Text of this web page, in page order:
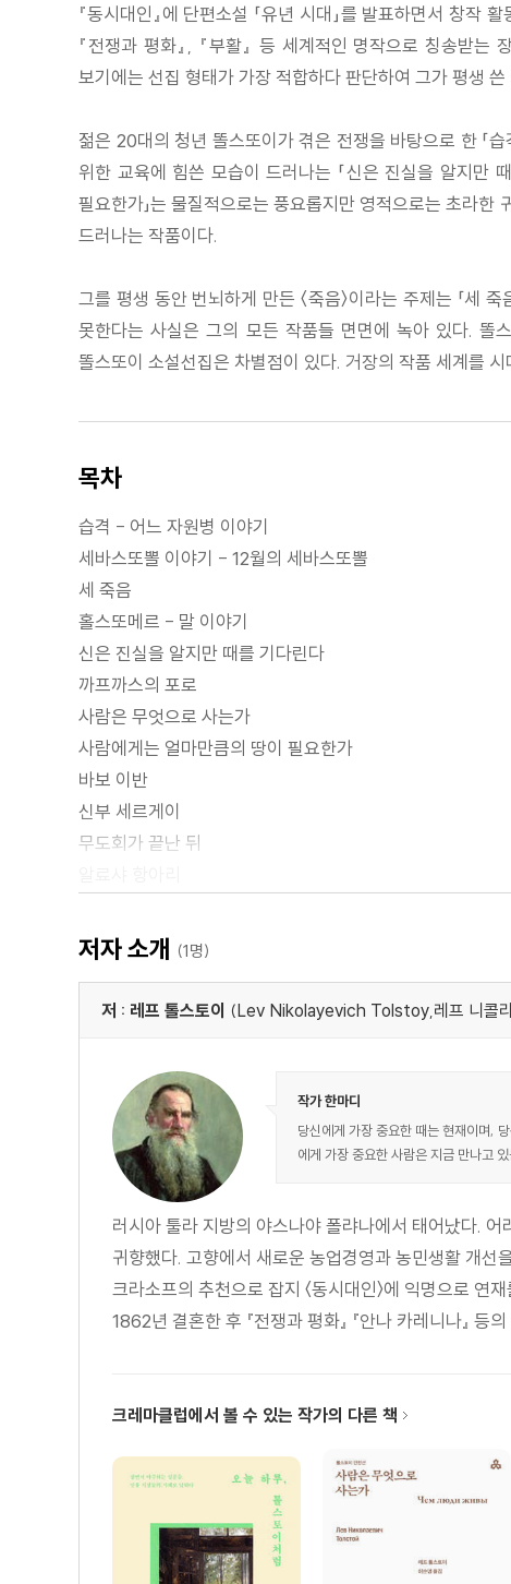
『동시대인』에 단편소설 「유년 시대」를 발표하면서 창
『전쟁과 평화』, 『부활』 등 세계적인 명작으로 칭송받
보기에는 선집 형태가 가장 적합하다 판단하여 그가 평생
젊은 20대의 청년 똘스또이가 겪은 전쟁을 바탕으로 한 「
위한 교육에 힘쓴 모습이 드러나는 「신은 진실을 알지만
필요한가」는 물질적으로는 풍요롭지만 영적으로는 초라한
드러나는 작품이다.
그를 평생 동안 번뇌하게 만든 〈죽음〉이라는 주제는 「세
못한다는 사실은 그의 모든 작품들 면면에 녹아 있다. 똘
똘스또이 소설선집은 차별점이 있다. 거장의 작품 세계를
목차
습격 - 어느 자원병 이야기
세바스또뽈 이야기 - 12월의 세바스또뽈
세 죽음
홀스또메르 - 말 이야기
신은 진실을 알지만 때를 기다린다
까프까스의 포로
사람은 무엇으로 사는가
사람에게는 얼마만큼의 땅이 필요한가
바보 이반
신부 세르게이
무도회가 끝난 뒤
역자 해설: 예술가와 교사를 오가는 거장의 작품 세계
례프 니꼴라예비치 똘스또이 연보
저자 소개 (1명)
저 : 레프 톨스토이 (Lev Nikolayevich Tolstoy,레프 니콜
작가 한마디
당신에게 가장 중요한 때는 현재이며,
에게 가장 중요한 사람은 지금 만나고 있
러시아 툴라 지방의 야스나야 폴랴나에서 태어났다.
귀향했다. 고향에서 새로운 농업경영과 농민생활 개선
크라소프의 추천으로 잡지 〈동시대인〉에 익명으로
1862년 결혼한 후 『전쟁과 평화』 『안나 카레니나』 등
크레마클럽에서 볼 수 있는 작가의 다른 책